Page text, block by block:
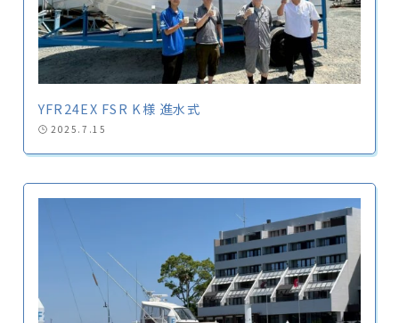
YFR24EX FSR K様 進水式
2025.7.15